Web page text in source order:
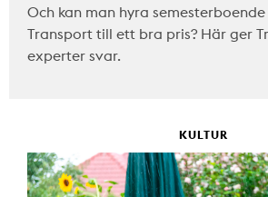
Och kan man hyra
Transport till ett bra pris? Här ger
experter svar.
KULTUR